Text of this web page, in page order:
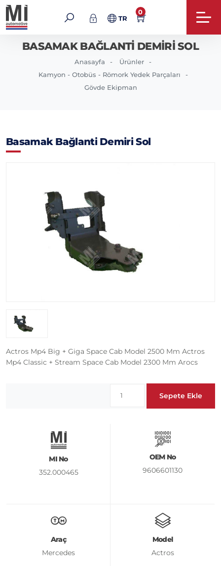
TR
0
BASAMAK BAĞLANTI DEMIRI SOL
Anasayfa
Ürünler
Kamyon - Otobüs - Römork Yedek Parçaları
Gövde Ekipman
Basamak Bağlanti Demiri Sol
Actros Mp4 Big + Giga Space Cab Model 2500 Mm Actros
Mp4 Classic + Stream Space Cab Model 2300 Mm Arocs
Sepete Ekle
MI No
352.000465
OEM No
9606601130
Araç
Mercedes
Model
Actros